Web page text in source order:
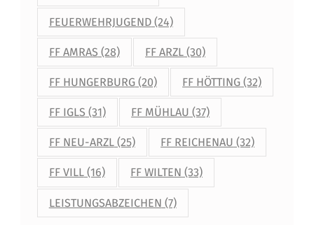
FEUERWEHRJUGEND(24)
FF AMRAS (28) FF ARZL (30)
FF HUNGERBURG(20) FF HÖTTING (32)
FF IGLS (31) FF MÜHLAU (37)
FF NEU-ARZL(25) FF REICHENAU (32)
FF VILL(16) FF WILTEN (33)
LEISTUNGSABZEICHEN (7)